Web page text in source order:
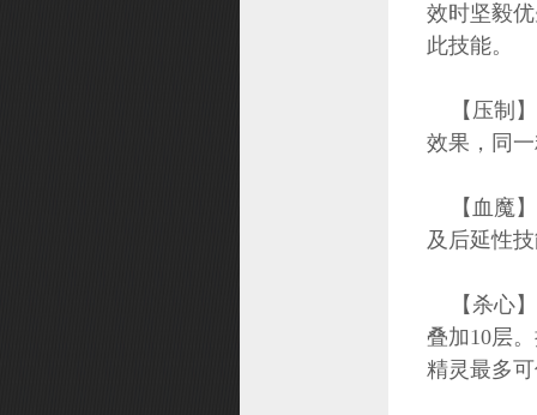
效时坚毅
此技能。
【压制】
效果，同
【血魔】
及后延性
【杀心】
叠加10层
精灵最多